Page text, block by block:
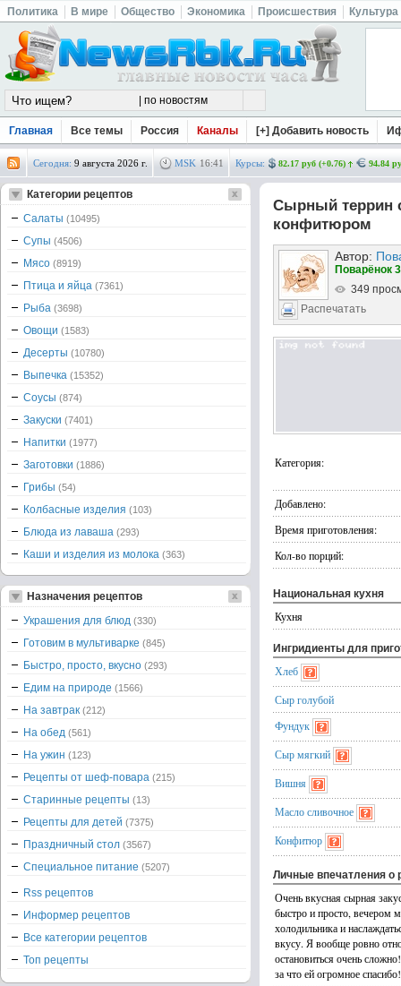
Политика В мире Общество Экономика Происшествия Культура
Главная Все темы Россия Каналы [+] Добавить новость
Сегодня: 9 августа 2026 г. MSK 16:41 Курсы: 82.17 руб (+0.76) 94.84
Сырный террин
конфитюром
Автор:
Поварёнок
349
Распечатать
Категория:
Добавлено:
Время приготовления:
Кол-во порций:
Национальная кухня
Кухня
Ингридиенты для
Хлеб
Сыр голубой
Фундук
Сыр мягкий
Вишня
Масло сливочное
Конфитюр
Личные впечатления о
Очень вкусная сырная
быстро и просто, вечером
холодильника и
вкусу. Я вообще ровно
остановиться очень
за что ей огромное
Категории рецептов
Салаты (10495)
Супы (4506)
Мясо (8919)
Птица и яйца (7361)
Рыба (3698)
Овощи (1583)
Десерты (10780)
Выпечка (15352)
Соусы (874)
Закуски (7401)
Напитки (1977)
Заготовки (1886)
Грибы (54)
Колбасные изделия (103)
Блюда из лаваша (293)
Каши и изделия из молока (363)
Назначения рецептов
Украшения для блюд (330)
Готовим в мультиварке (845)
Быстро, просто, вкусно (293)
Едим на природе (1566)
На завтрак (212)
На обед (561)
На ужин (123)
Рецепты от шеф-повара (215)
Старинные рецепты (13)
Рецепты для детей (7375)
Праздничный стол (3567)
Специальное питание (5207)
Rss рецептов
Информер рецептов
Все категории рецептов
Топ рецепты